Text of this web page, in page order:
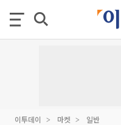
이투데이 마켓 일반